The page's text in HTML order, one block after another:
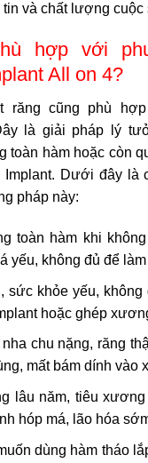
và chất lượng cuộc
hợp với
All on 4?
răng cũng phù
là giải pháp lý
toàn hàm hoặc còn
Implant. Dưới đây là
pháp này:
toàn hàm khi
yếu, không đủ để
sức khỏe yếu, không
hoặc ghép
chu nặng, răng
mất bám dính vào
lâu năm, tiêu
hóp má, lão hóa
dùng hàm tháo